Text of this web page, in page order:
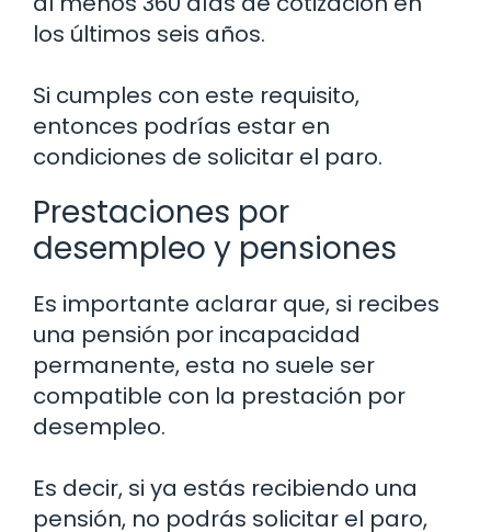
los últimos seis años.
Si cumples con este requisito,
entonces podrías estar en
condiciones de solicitar el paro.
Prestaciones por
desempleo y pensiones
Es importante aclarar que, si recibes
una pensión por incapacidad
permanente, esta no suele ser
compatible con la prestación por
desempleo.
Es decir, si ya estás recibiendo una
pensión, no podrás solicitar el paro,